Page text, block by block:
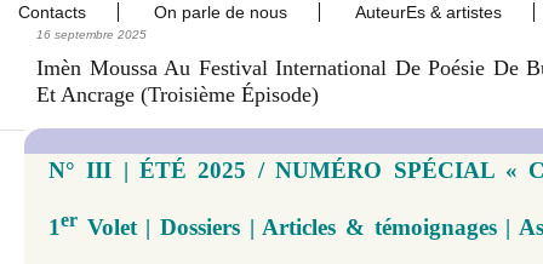
Contacts
On parle de nous AuteurEs & artistes
16 septembre 2025
Imèn Moussa Au Festival International De Poésie De
Et Ancrage (troisième Épisode)
N° III | ÉTÉ 2025 / NUMÉRO SPÉCIAL «
1er Volet | Dossiers | Articles & témoignages |